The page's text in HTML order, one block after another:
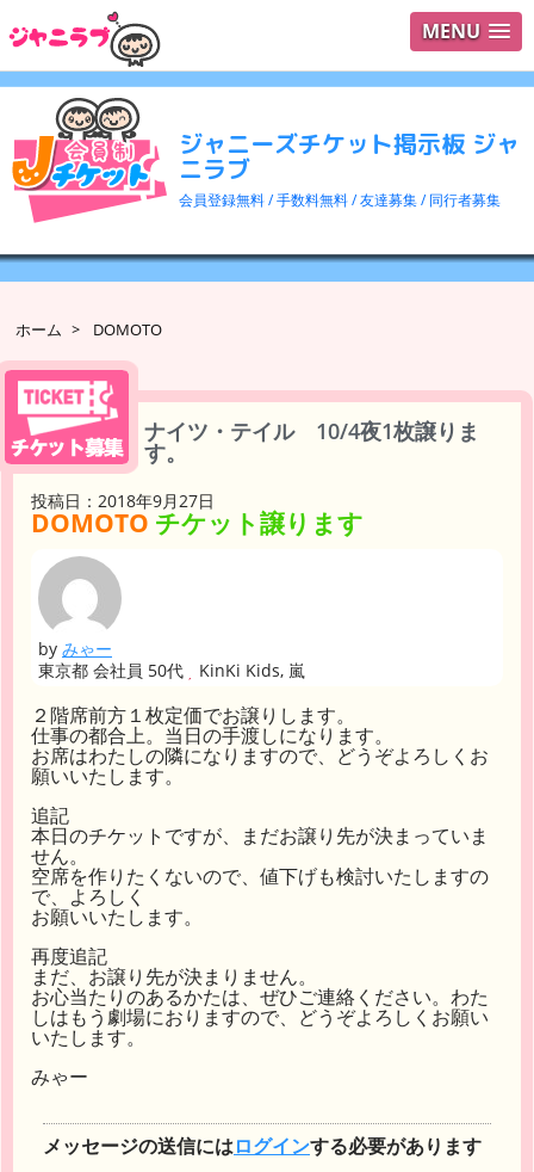
MENU
ジャニーズチケット掲示板 ジャ
ニラブ
会員登録無料 / 手数料無料 / 友達募集 / 同行者募集
ログイ
検索
ホーム > DOMOTO
ナイツ・テイル 10/4夜1枚譲りま
す。
投稿日：2018年9月27日
DOMOTO チケット譲ります
by みゃー
東京都 会社員 50代
KinKi Kids, 嵐
２階席前方１枚定価でお譲りします。
仕事の都合上。当日の手渡しになります。
お席はわたしの隣になりますので、どうぞよろしくお
願いいたします。
追記
本日のチケットですが、まだお譲り先が決まっていま
せん。
空席を作りたくないので、値下げも検討いたしますの
で、よろしく
お願いいたします。
再度追記
まだ、お譲り先が決まりません。
お心当たりのあるかたは、ぜひご連絡ください。わた
しはもう劇場におりますので、どうぞよろしくお願い
いたします。
みゃー
メッセージの送信にはログインする必要があります